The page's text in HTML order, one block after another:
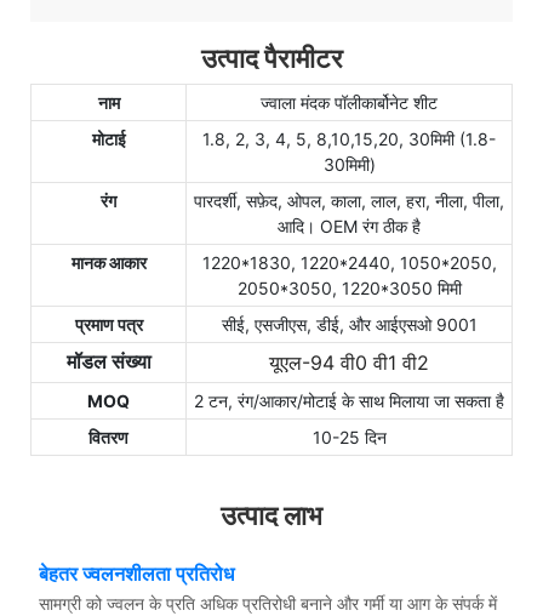
उत्पाद पैरामीटर
नाम
ज्वाला मंदक पॉलीकार्बोनेट शीट
मोटाई
1.8, 2, 3, 4, 5, 8,10,15,20, 30मिमी (1.8-
30मिमी)
रंग
पारदर्शी, सफ़ेद, ओपल, काला, लाल, हरा, नीला, पीला,
आदि। OEM रंग ठीक है
मानक आकार
1220*1830, 1220*2440, 1050*2050,
2050*3050, 1220*3050 मिमी
प्रमाण पत्र
सीई, एसजीएस, डीई, और आईएसओ 9001
मॉडल संख्या
यूएल-94 वी0 वी1 वी2
MOQ
2 टन, रंग/आकार/मोटाई के साथ मिलाया जा सकता है
वितरण
10-25 दिन
उत्पाद लाभ
बेहतर ज्वलनशीलता प्रतिरोध
सामग्री को ज्वलन के प्रति अधिक प्रतिरोधी बनाने और गर्मी या आग के संपर्क में